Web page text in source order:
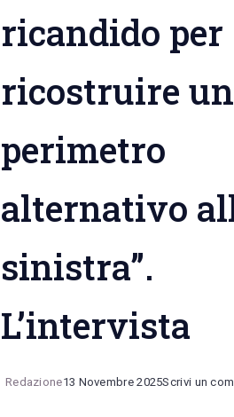
ricandido per
ricostruire un
perimetro
alternativo
sinistra”.
L’intervista
Redazione13 Novembre 2025Scrivi un